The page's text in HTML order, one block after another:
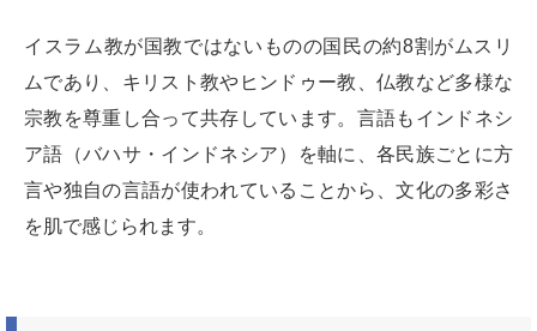
イスラム教が国教ではないものの国民の約8割がムスリ
ムであり、キリスト教やヒンドゥー教、仏教など多様な
宗教を尊重し合って共存しています。言語もインドネシ
ア語（バハサ・インドネシア）を軸に、各民族ごとに方
言や独自の言語が使われていることから、文化の多彩さ
を肌で感じられます。